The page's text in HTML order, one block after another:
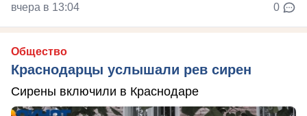
вчера в 13:04 0
Общество
Краснодарцы услышали рев сирен
Сирены включили в Краснодаре